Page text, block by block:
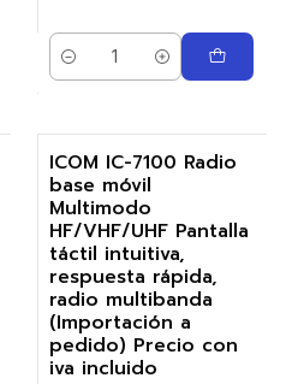
Cantidad
-26%
Agotado
ICOM IC-7100 Radio
base móvil
Multimodo
HF/VHF/UHF Pantalla
táctil intuitiva,
respuesta rápida,
radio multibanda
(Importación a
pedido) Precio con
iva incluido